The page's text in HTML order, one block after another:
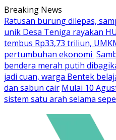
Skip
to
content
Breaking News
Ratusan burung dilepas,
unik Desa Teniga rayakan
tembus Rp33,73 triliun,
pertumbuhan ekonomi
bendera merah putih
jadi cuan, warga Bentek
dan sabun cair Mulai 10
sistem satu arah selama